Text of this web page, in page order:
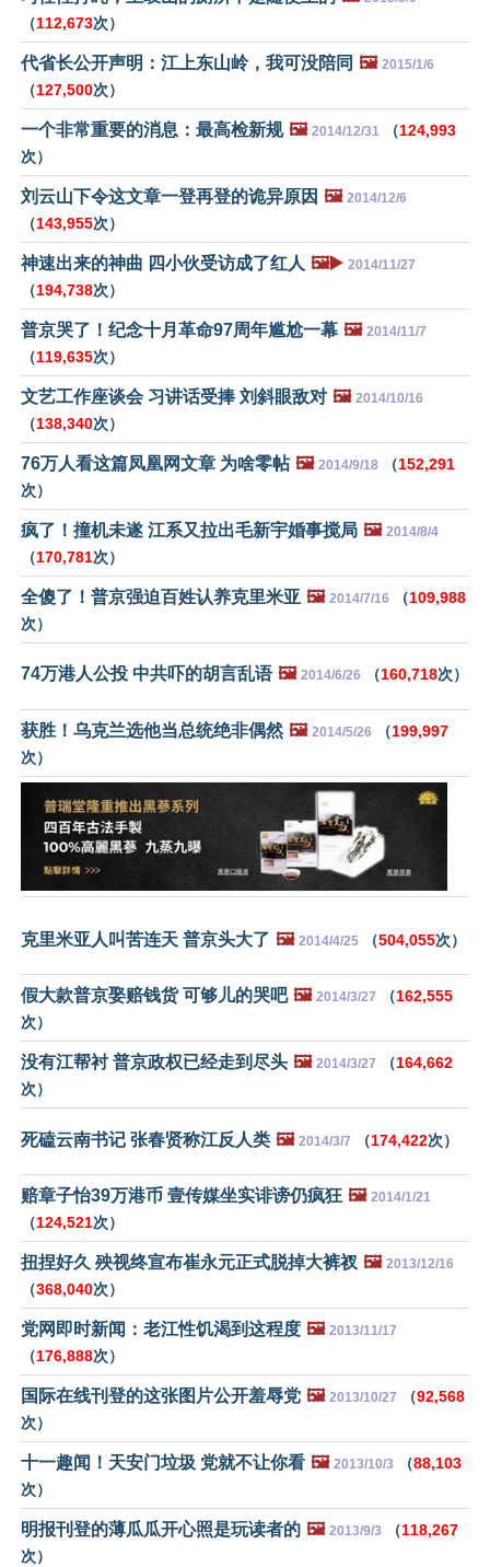
（112,673次）
代省长公开声明：江上东山岭，我可没陪同 🖼️ 2015/1/6
（127,500次）
一个非常重要的消息：最高检新规 🖼️ 2014/12/31 （124,993
次）
刘云山下令这文章一登再登的诡异原因 🖼️ 2014/12/6
（143,955次）
神速出来的神曲 四小伙受访成了红人 🖼️▶️ 2014/11/27
（194,738次）
普京哭了！纪念十月革命97周年尴尬一幕 🖼️ 2014/11/7
（119,635次）
文艺工作座谈会 习讲话受捧 刘斜眼敌对 🖼️ 2014/10/16
（138,340次）
76万人看这篇凤凰网文章 为啥零帖 🖼️ 2014/9/18 （152,291
次）
疯了！撞机未遂 江系又拉出毛新宇婚事搅局 🖼️ 2014/8/4
（170,781次）
全傻了！普京强迫百姓认养克里米亚 🖼️ 2014/7/16 （109,988
次）
74万港人公投 中共吓的胡言乱语 🖼️ 2014/6/26 （160,718次）
获胜！乌克兰选他当总统绝非偶然 🖼️ 2014/5/26 （199,997
次）
克里米亚人叫苦连天 普京头大了 🖼️ 2014/4/25 （504,055次）
假大款普京娶赔钱货 可够儿的哭吧 🖼️ 2014/3/27 （162,555
次）
没有江帮衬 普京政权已经走到尽头 🖼️ 2014/3/27 （164,662
次）
死磕云南书记 张春贤称江反人类 🖼️ 2014/3/7 （174,422次）
赔章子怡39万港币 壹传媒坐实诽谤仍疯狂 🖼️ 2014/1/21
（124,521次）
扭捏好久 殃视终宣布崔永元正式脱掉大裤衩 🖼️ 2013/12/16
（368,040次）
党网即时新闻：老江性饥渴到这程度 🖼️ 2013/11/17
（176,888次）
国际在线刊登的这张图片公开羞辱党 🖼️ 2013/10/27 （92,568
次）
十一趣闻！天安门垃圾 党就不让你看 🖼️ 2013/10/3 （88,103
次）
明报刊登的薄瓜瓜开心照是玩读者的 🖼️ 2013/9/3 （118,267
次）